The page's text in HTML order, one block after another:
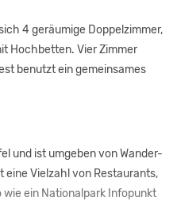
4 geräumige Doppelzimmer,
Hochbetten. Vier Zimmer
benutzt ein gemeinsames
und ist umgeben von Wander-
eine Vielzahl von Restaurants,
wie ein Nationalpark Infopunkt